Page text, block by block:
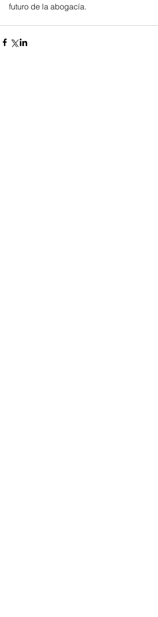
futuro de la abogacía.